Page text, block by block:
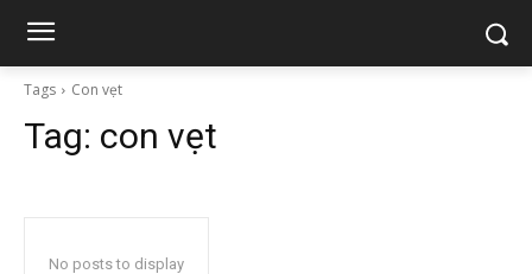
Tags Con vẹt
Tag: con vẹt
No posts to display